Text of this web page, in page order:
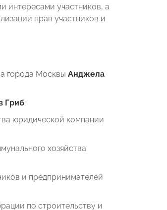
интересами участников, а
прав участников и
города Москвы Анджела
Гриб;
юридической компании
хозяйства
и предпринимателей
по строительству и